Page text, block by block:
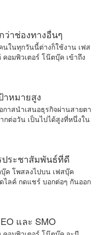
ว่าช่องทางอื่นๆ
นในทุกวันนี้ต่างก็ใช้งาน เฟส
อมพิวเตอร์ โน๊ตบุ๊ค เข้าถึง
าหมายสูง
าสนำเสนอธุรกิจผ่านสายตา
ต่อวัน เป็นไปได้สูงที่หนึ่งใน
ประชาสัมพันธ์ที่ดี
ค โพสลงไปบน เฟสบุ๊ค
ไลค์ กดแชร์ บอกต่อๆ กันออก
และ SMO